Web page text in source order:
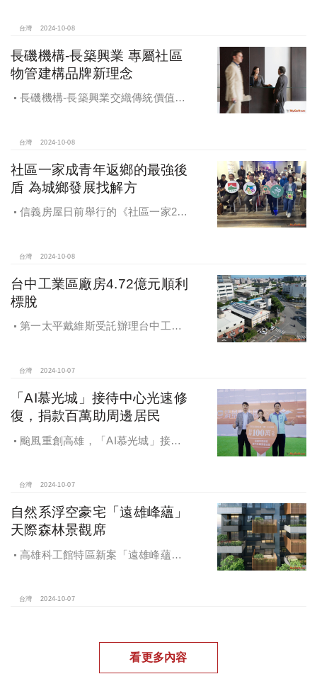
未來還陸續有超過7萬坪辦公樓面積新
台灣 2024-10-08
長磯機構-長築興業 專屬社區
物管建構品牌新理念
長磯機構-長築興業交織傳統價值與
家邸「長築白樓1」
台灣 2024-10-08
社區一家成青年返鄉的最強後
盾 為城鄉發展找解方
信義房屋日前舉行的《社區一家20
彰化鬆勢三日節策展人劉孟豪分享他
家鄉帶來改變和發展的故事。
台灣 2024-10-08
台中工業區廠房4.72億元順利
標脫
第一太平戴維斯受託辦理台中工業
價率5％。
台灣 2024-10-07
「AI慕光城」接待中心光速修
復，捐款百萬助周邊居民
颱風重創高雄，「AI慕光城」接待
民復原家園
台灣 2024-10-07
自然系浮空豪宅「遠雄峰蘊」
天際森林景觀席
高雄科工館特區新案「遠雄峰蘊」
台灣 2024-10-07
看更多內容